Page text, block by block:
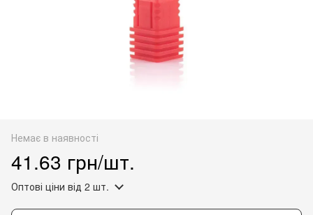
Немає в наявності
41.63 грн/шт.
Оптові ціни від 2 шт.